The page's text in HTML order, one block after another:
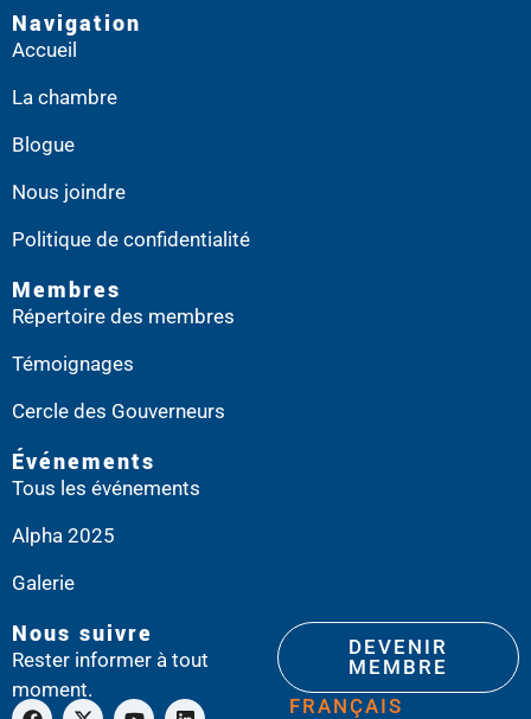
Navigation
Accueil
La chambre
Blogue
Nous joindre
Politique de confidentialité
Membres
Répertoire des membres
Témoignages
Cercle des Gouverneurs
Événements
Tous les événements
Alpha 2025
Galerie
Nous suivre
Rester informer à tout
moment.
DEVENIR
MEMBRE
FRANÇAIS